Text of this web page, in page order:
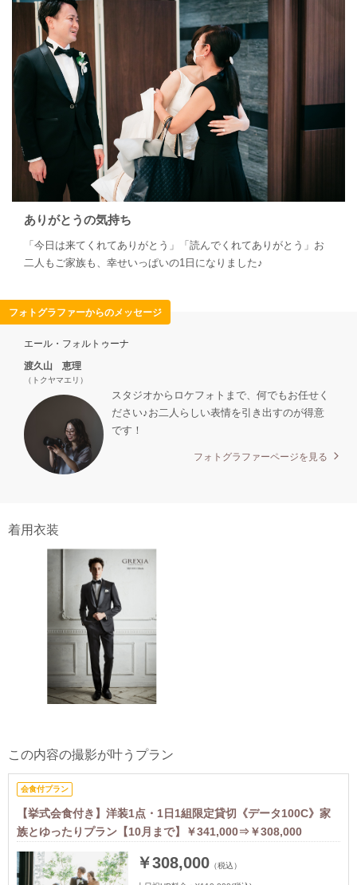
ありがとうの気持ち
「今日は来てくれてありがとう」「読んでくれてありがとう」お
二人もご家族も、幸せいっぱいの1日になりました♪
フォトグラファーからのメッセージ
エール・フォルトゥーナ
渡久山 恵理
（トクヤマエリ）
スタジオからロケフォトまで、何でもお任せく
ださい♪お二人らしい表情を引き出すのが得意
です！
フォトグラファーページを見る
着用衣装
この内容の撮影が叶うプラン
会食付プラン
【挙式会食付き】洋装1点・1日1組限定貸切《データ100C》家
族とゆったりプラン【10月まで】￥341,000⇒￥308,000
￥308,000 （税込）